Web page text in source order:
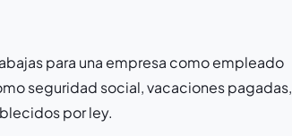
para una empresa como empleado
seguridad social, vacaciones pagadas,
por ley.